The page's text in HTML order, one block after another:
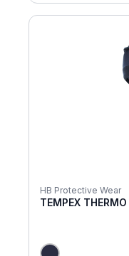
HB Protective Wear
TEMPEX